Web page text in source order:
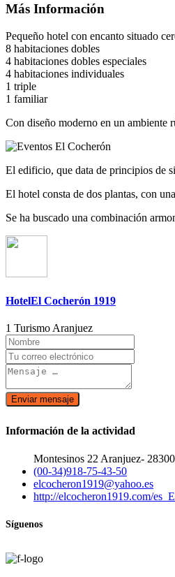
Más Información
Pequeño hotel con encanto situado
8 habitaciones dobles
4 habitaciones dobles especiales
4 habitaciones individuales
1 triple
1 familiar
Con diseño moderno en un ambiente
El edificio, que data de principios de
El hotel consta de dos plantas, con
Se ha buscado una combinación
HotelEl Cocherón 1919
1 Turismo Aranjuez
Enviar mensaje
Información de la actividad
Montesinos 22 Aranjuez-
(00-34)918-75-43-50
elcocheron1919@yahoo.es
http://elcocheron1919.com/
Síguenos